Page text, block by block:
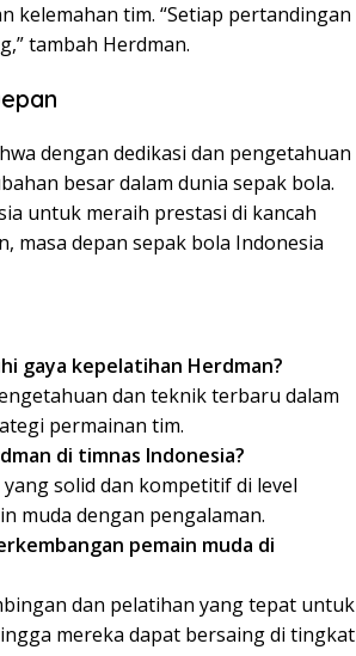
kelemahan tim. “Setiap pertandingan
tambah Herdman.
dengan dedikasi dan pengetahuan
besar dalam dunia sepak bola.
untuk meraih prestasi di kancah
masa depan sepak bola Indonesia
gaya kepelatihan Herdman?
dan teknik terbaru dalam
permainan tim.
di timnas Indonesia?
solid dan kompetitif di level
muda dengan pengalaman.
pemain muda di
dan pelatihan yang tepat untuk
mereka dapat bersaing di tingkat